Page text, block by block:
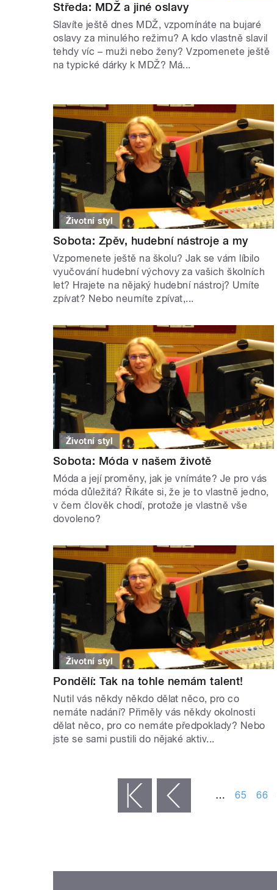
Středa: MDŽ a jiné oslavy
Slavíte ještě dnes MDŽ, vzpomínáte na bujaré
oslavy za minulého režimu? A kdo vlastně slavil
tehdy víc – muži nebo ženy? Vzpomenete ještě
na typické dárky k MDŽ? Má...
Životní styl
Sobota: Zpěv, hudební nástroje a my
Vzpomenete ještě na školu? Jak se vám líbilo
vyučování hudební výchovy za vašich školních
let? Hrajete na nějaký hudební nástroj? Umíte
zpívat? Nebo neumíte zpívat,...
Životní styl
Sobota: Móda v našem životě
Móda a její proměny, jak je vnímáte? Je pro vás
móda důležitá? Říkáte si, že je to vlastně jedno,
v čem člověk chodí, protože je vlastně vše
dovoleno?
Životní styl
Pondělí: Tak na tohle nemám talent!
Nutil vás někdy někdo dělat něco, pro co
nemáte nadání? Přiměly vás někdy okolnosti
dělat něco, pro co nemáte předpoklady? Nebo
jste se sami pustili do nějaké aktiv...
‹ předchozí … 65 66